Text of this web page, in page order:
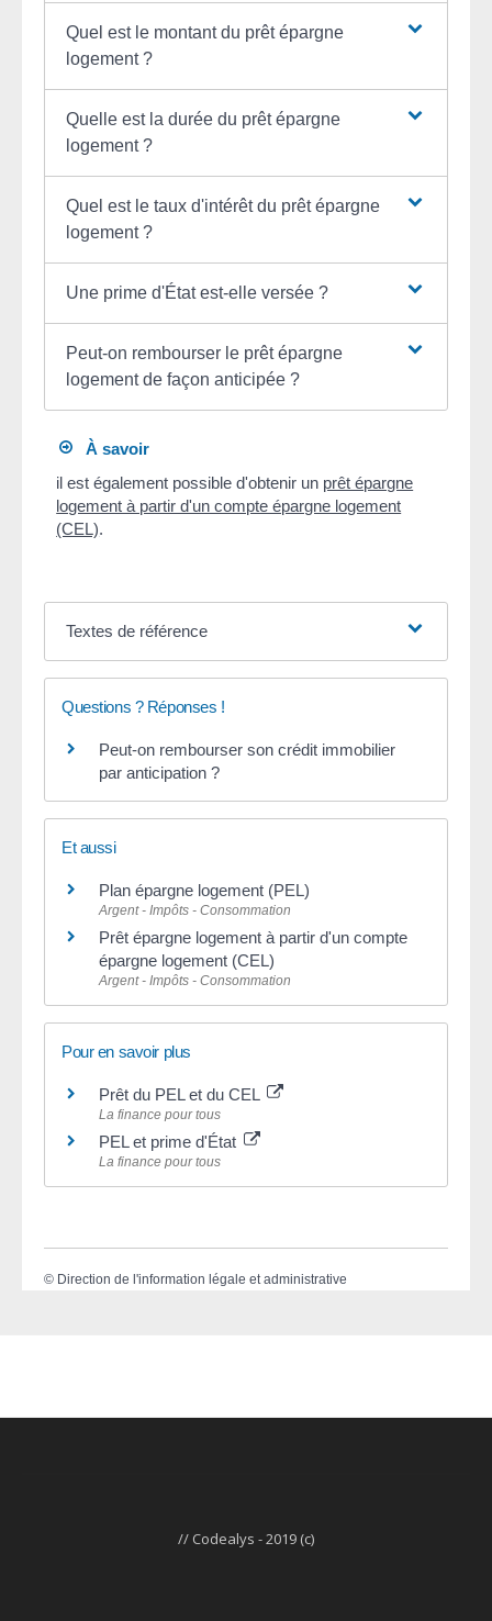
Quel est le montant du prêt épargne
logement ?
Quelle est la durée du prêt épargne
logement ?
Quel est le taux d'intérêt du prêt épargne
logement ?
Une prime d'État est-elle versée ?
Peut-on rembourser le prêt épargne
logement de façon anticipée ?
À savoir
il est également possible d'obtenir un prêt épargne
logement à partir d'un compte épargne logement
(CEL).
Textes de référence
Questions ? Réponses !
Peut-on rembourser son crédit immobilier
par anticipation ?
Et aussi
Plan épargne logement (PEL)
Argent - Impôts - Consommation
Prêt épargne logement à partir d'un compte
épargne logement (CEL)
Argent - Impôts - Consommation
Pour en savoir plus
Prêt du PEL et du CEL
La finance pour tous
PEL et prime d'État
La finance pour tous
© Direction de l'information légale et administrative
// Codealys - 2019 (c)